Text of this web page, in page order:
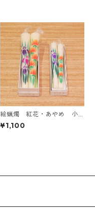
絵蝋燭 紅花・あやめ 小
サイズ
¥1,100